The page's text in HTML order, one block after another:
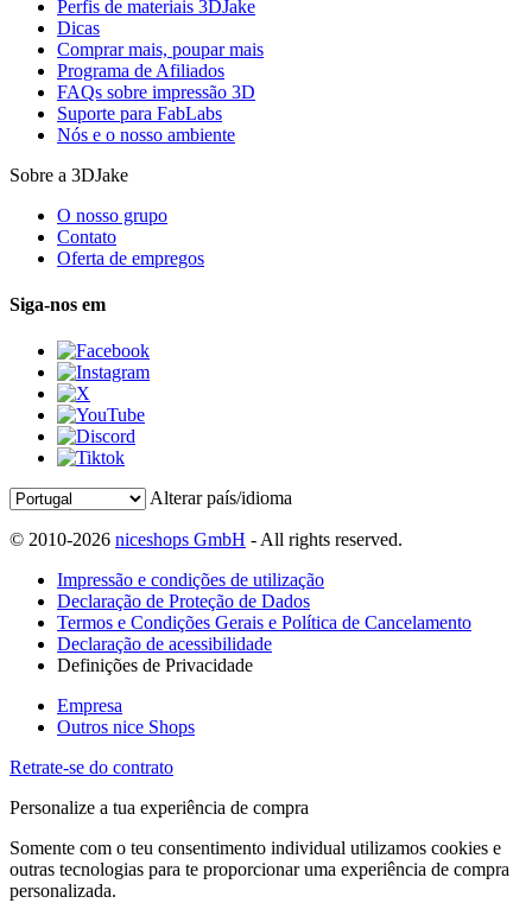
Perfis de materiais 3DJake
Dicas
Comprar mais, poupar mais
Programa de Afiliados
FAQs sobre impressão 3D
Suporte para FabLabs
Nós e o nosso ambiente
Sobre a 3DJake
O nosso grupo
Contato
Oferta de empregos
Siga-nos em
Alterar país/idioma
© 2010-2026 niceshops GmbH - All rights reserved.
Impressão e condições de utilização
Declaração de Proteção de Dados
Termos e Condições Gerais e Política de Cancelamento
Declaração de acessibilidade
Definições de Privacidade
Empresa
Outros nice Shops
Retrate-se do contrato
Personalize a tua experiência de compra
Somente com o teu consentimento individual utilizamos cookies e
outras tecnologias para te proporcionar uma experiência de compra
personalizada.